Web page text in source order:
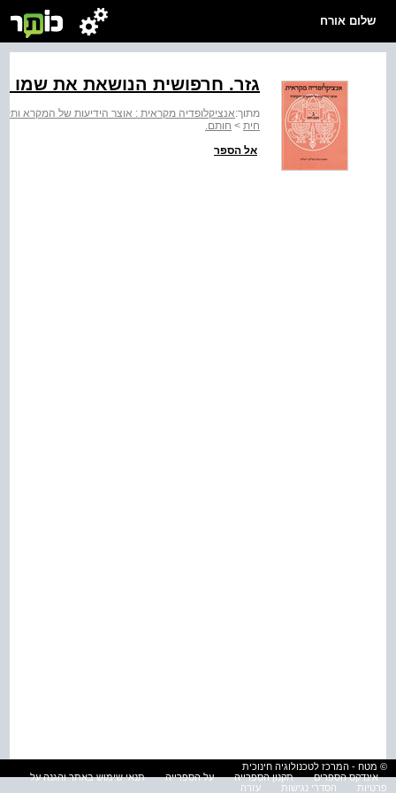
שלום אורח
גזר. חרפושית הנושאת את שמו
מתוך:אנציקלופדיה מקראית : אוצר הידיעות של המקרא
חית > חותם.
אל הספר
© מטח - המרכז לטכנולוגיה חינוכית
אינדקס הספרים
תקנון הספרייה על הספרייה
תנאי שימוש באתר והגנה על
פרטיות
הסדרי נגישות עזרה